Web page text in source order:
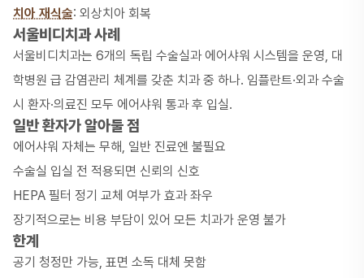
치아 재식술: 외상치아 회복
서울비디치과 사례
서울비디치과는 6개의 독립 수술실과 에어샤워 시스템을 운영, 대
학병원 급 감염관리 체계를 갖춘 치과 중 하나. 임플란트·외과 수술
시 환자·의료진 모두 에어샤워 통과 후 입실.
일반 환자가 알아둘 점
에어샤워 자체는 무해, 일반 진료엔 불필요
수술실 입실 전 적용되면 신뢰의 신호
HEPA 필터 정기 교체 여부가 효과 좌우
장기적으로는 비용 부담이 있어 모든 치과가 운영 불가
한계
공기 청정만 가능, 표면 소독 대체 못함